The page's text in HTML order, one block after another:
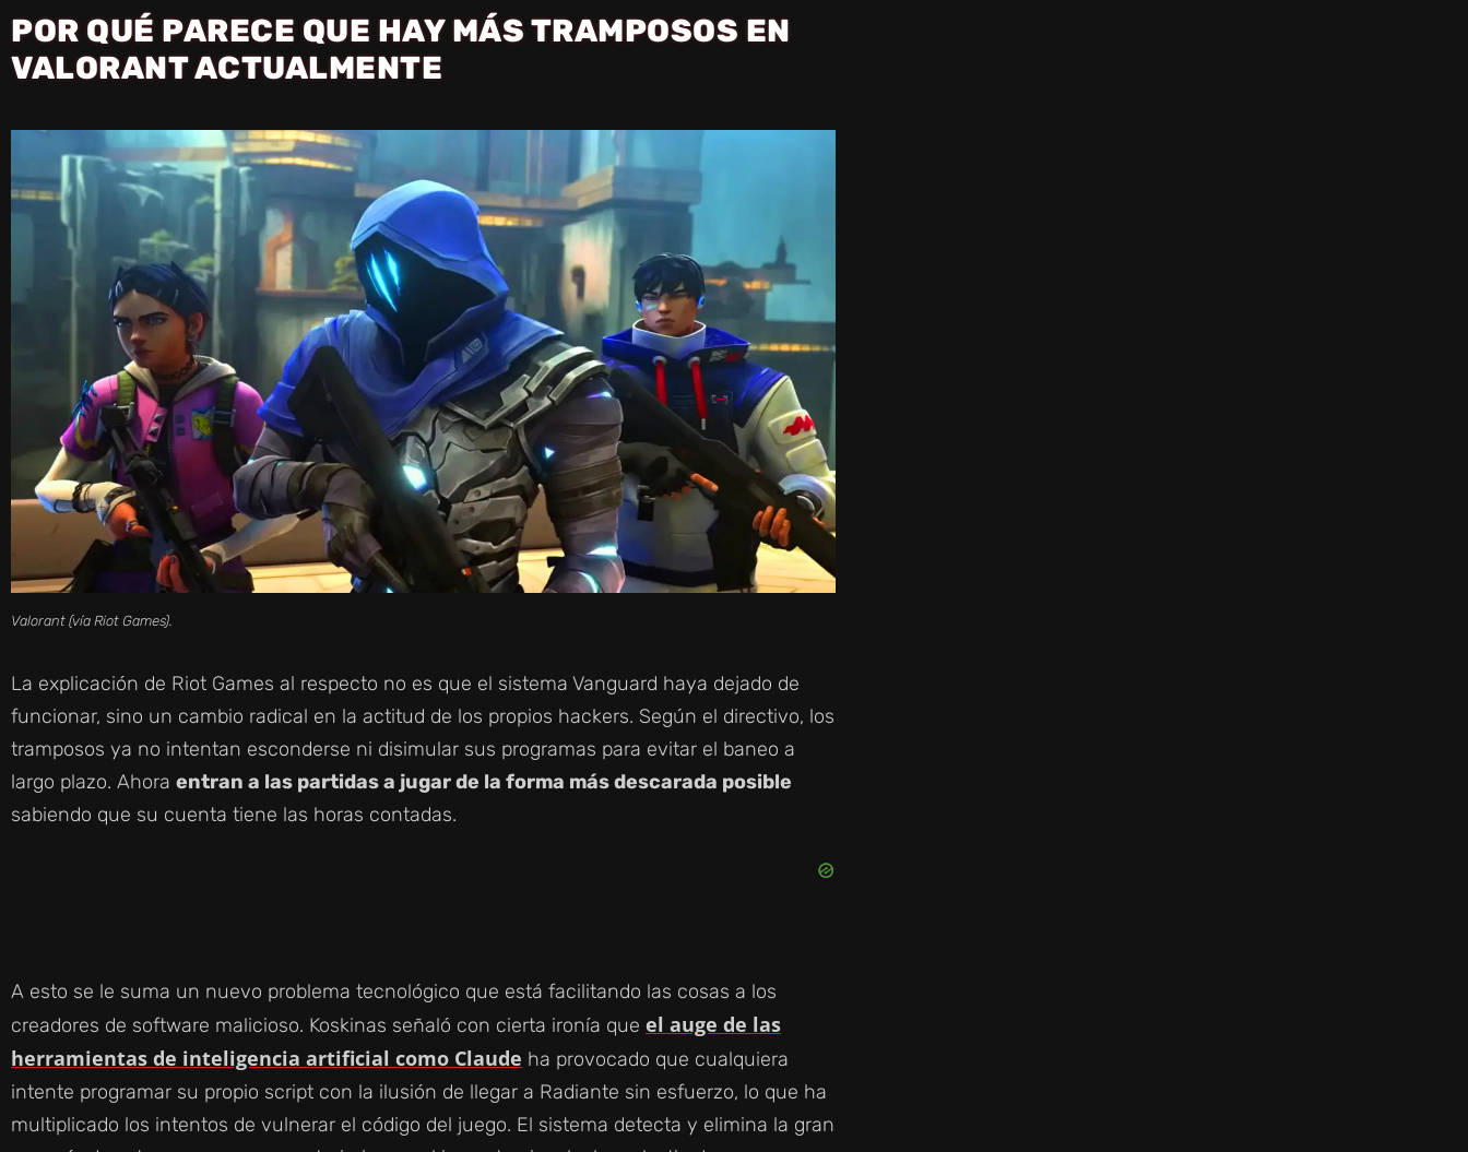
POR QUÉ PARECE QUE HAY MÁS TRAMPOSOS EN
VALORANT ACTUALMENTE
Valorant (vía Riot Games).
La explicación de Riot Games al respecto no es que el sistema Vanguard haya dejado de
funcionar, sino un cambio radical en la actitud de los propios hackers. Según el directivo, los
tramposos ya no intentan esconderse ni disimular sus programas para evitar el baneo a
largo plazo. Ahora entran a las partidas a jugar de la forma más descarada posible
sabiendo que su cuenta tiene las horas contadas.
A esto se le suma un nuevo problema tecnológico que está facilitando las cosas a los
creadores de software malicioso. Koskinas señaló con cierta ironía que el auge de las
herramientas de inteligencia artificial como Claude ha provocado que cualquiera
intente programar su propio script con la ilusión de llegar a Radiante sin esfuerzo, lo que ha
multiplicado los intentos de vulnerar el código del juego. El sistema detecta y elimina la gran